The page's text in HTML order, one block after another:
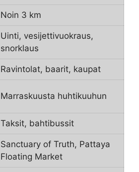
Noin 3 km
Uinti, vesijettivuokraus,
snorklaus
Ravintolat, baarit, kaupat
Marraskuusta huhtikuuhun
Taksit, bahtibussit
Sanctuary of Truth, Pattaya
Floating Market